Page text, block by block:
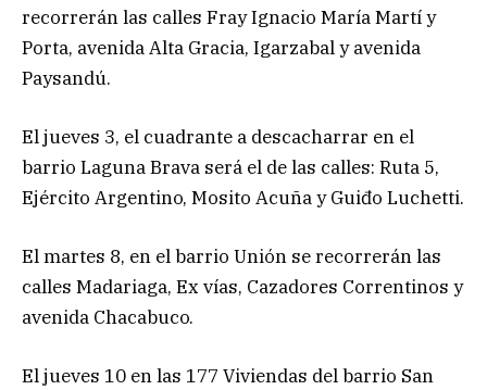
recorrerán las calles Fray Ignacio María Martí y
Porta, avenida Alta Gracia, Igarzabal y avenida
Paysandú.
El jueves 3, el cuadrante a descacharrar en el
barrio Laguna Brava será el de las calles: Ruta 5,
Ejército Argentino, Mosito Acuña y Guiđo Luchetti.
El martes 8, en el barrio Unión se recorrerán las
calles Madariaga, Ex vías, Cazadores Correntinos y
avenida Chacabuco.
El jueves 10 en las 177 Viviendas del barrio San